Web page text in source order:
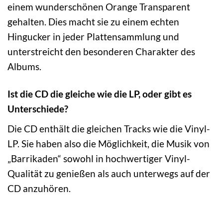
einem wunderschönen Orange Transparent
gehalten. Dies macht sie zu einem echten
Hingucker in jeder Plattensammlung und
unterstreicht den besonderen Charakter des
Albums.
Ist die CD die gleiche wie die LP, oder gibt es
Unterschiede?
Die CD enthält die gleichen Tracks wie die Vinyl-
LP. Sie haben also die Möglichkeit, die Musik von
„Barrikaden“ sowohl in hochwertiger Vinyl-
Qualität zu genießen als auch unterwegs auf der
CD anzuhören.